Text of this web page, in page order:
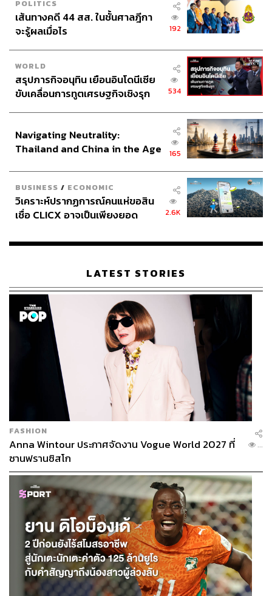
เน้นชโลมลงบนเส้นผมที่เปียก ตั้งแต่กึ่งกลางจรดปลายผม
แล้วล้างออกให้สะอาด
ก่อนจะเสริมโครงสร้างเส้นผมด้วยเกราะป้องกันผมจากการ
ทำร้ายของรังสียูวีด้วย “ทรีทเม้นท์ มาส์ก” ที่อัดเเน่นด้วย
Ferulic Capsule หลายล้านโมเลกุล ทำหน้าที่คืนชีพผมเสีย
ผมพัง ผมกรอบ ให้กลับมานุ่มลื่นสวย เงางามแข็งแรง
แล้วตบท้ายด้วย “เซรั่มกันแดดผม” โดฟ ไบ-เฟส เซรั่ม+ออยล์
ที่ถือเป็นนวัตกรรม “กันเเดดผมเจ้าเเรก” ของโลกโดย Dove
มาพร้อม HPF70 ปกป้องผมเสียจากแดดและรังสียูวียาวนาน
ต่อเนื่อง 70 ชม. เพื่อให้ผมเงางามจากภายใน ปกป้องเส้นผม
ได้อย่างมั่นใจในทุกสภาวะแสงแดดของวัน
เรียกได้ว่า ปิดครบจบสูตรการดูแลเส้นผมให้มีสุขภาพดี ห่าง
รอบด้านอย่างแท้จริง
ทั้งหมดนี้ ถือเป็นนวัตกรรมการดูแลเส้นผมโดย Dove ที่เกิด
ขึ้นจากการสังเกต และความใส่ใจ เพราะการดูแลเส้นผมไม่
ได้จบลงแค่ห้องน้ำหรือในร้านแฮร์ซาลอนเท่านั้น
ตรงกันข้าม การดูแลเส้นผมให้ดูดี มีสุขภาพที่แข็งแรงอยู่
เสมอ ต้องจัดเต็มในทุกช่วงเวลาของชีวิต โดยเฉพาะอย่างยิ่ง
ยามออกไปใช้ชีวิตนอกบ้าน กลางแจ้ง และระหว่างวันนั่นเอง
#DoveThailand #โดฟกู้ผมเสียขั้นสุด
TAGS: Dove กรมอุตุนิยมวิทยา
การดูแลเส้นผม
ผลิตภัณฑ์ดูแลเส้นผม
225
ABOUT THE AUTHOR
POLITICS
เส้นทางคดี 44 สส. ในชั้นศาลฎีกา
จะรู้ผลเมื่อไร
192
WORLD
สรุปภารกิจอนุทิน เยือนอินโดนีเซีย
ขับเคลื่อนการทูตเศรษฐกิจเชิงรุก
534
Navigating Neutrality:
Thailand and China in the Age
165
BUSINESS / ECONOMIC
วิเคราะห์ปรากฏการณ์คนแห่ขอสิน
เชื่อ CLICX อาจเป็นเพียงยอด
เรือนไทยที่ถูกซุกไว้
2.6K
LATEST STORIES
FASHION
Anna Wintour ประกาศจัดงาน Vogue World 2027 ที่
ซานฟรานซิสโก
...